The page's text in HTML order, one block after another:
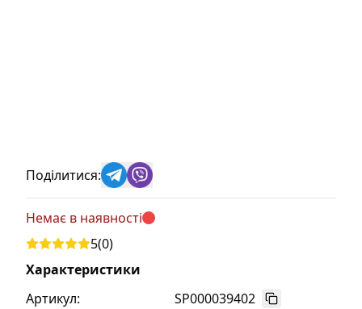
Поділитися:
Немає в наявності
5(0)
Характеристики
Артикул:
SP000039402